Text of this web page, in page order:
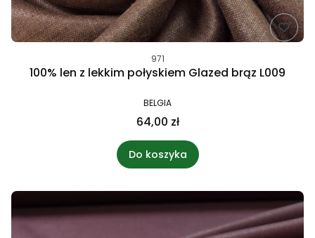
971
100% len z lekkim połyskiem Glazed brąz L009
BELGIA
64,00 zł
Do koszyka